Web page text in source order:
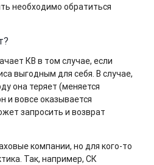
необходимо обратиться
КВ в том случае, если
выгодным для себя. В случае,
она теряет (меняется
и вовсе оказывается
запросить и возврат
компании, но для кого-то
Так, например, СК